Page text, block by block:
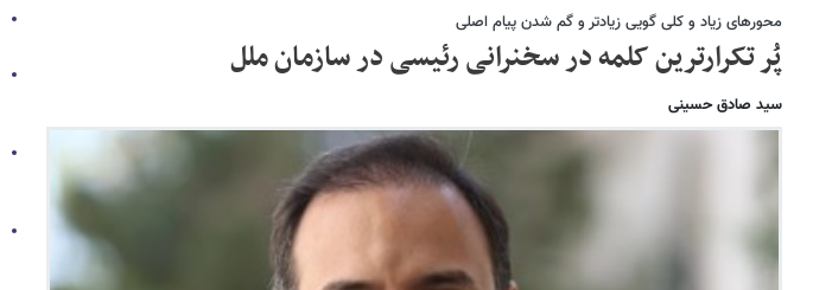
محورهای زیاد و کلی گویی زیادتر و گم شدن پیام اصلی
پُر تکرارترین کلمه در سخنرانی رئیسی در سازمان ملل
سید صادق حسینی